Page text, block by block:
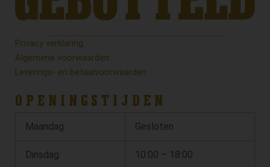
Privacy verklaring
Algemene voorwaarden
Leverings- en betaalvoorwaarden
OPENINGSTIJDEN
Maandag Gesloten
Dinsdag 10:00 – 18:00